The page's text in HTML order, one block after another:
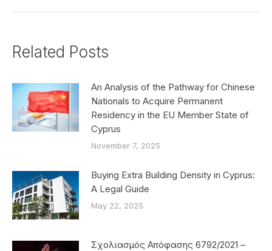
Related Posts
An Analysis of the Pathway for Chinese
Nationals to Acquire Permanent
Residency in the EU Member State of
Cyprus
November 7, 2025
Buying Extra Building Density in Cyprus:
A Legal Guide
May 22, 2025
Σχολιασμός Απόφασης 6792/2021 –